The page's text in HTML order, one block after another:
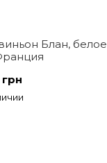
Блан, белое